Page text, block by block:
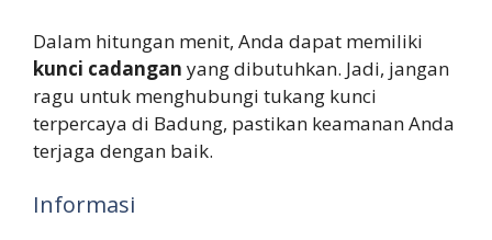
Dalam hitungan menit, Anda dapat memiliki
kunci cadangan yang dibutuhkan. Jadi, jangan
ragu untuk menghubungi tukang kunci
terpercaya di Badung, pastikan keamanan Anda
terjaga dengan baik.
Informasi